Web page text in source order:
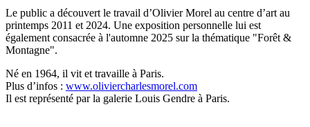
Le public a découvert le travail d’Olivier Morel au centre d’art au
printemps 2011 et 2024. Une exposition personnelle lui est
également consacrée à l'automne 2025 sur la thématique "Forêt &
Montagne".
Né en 1964, il vit et travaille à Paris.
Plus d’infos : www.oliviercharlesmorel.com
Il est représenté par la galerie Louis Gendre à Paris.